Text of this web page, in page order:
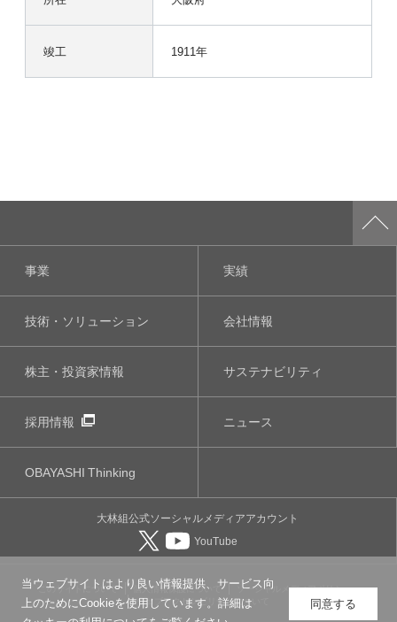
当ウェブサイトはより良い情報提供、サービス向
上のためにCookieを使用しています。詳細は
同意する
竣工 1911年
事業 実績
技術・ソリューション 会社情報
株主・投資家情報 サステナビリティ
採用情報 ニュース
OBAYASHIThinking
大林組公式ソーシャルメディアアカウント
YouTube
このサイトについて 個人情報保護について
ソーシャルメディアポリシー
ウェブアクセシビリティについて